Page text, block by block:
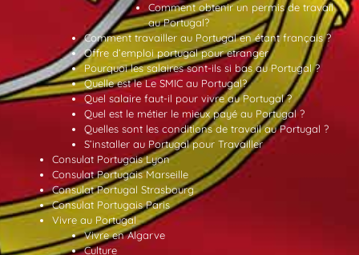
Comment obtenir un permis de travail
au Portugal?
Comment travailler au Portugal en étant français ?
Offre d’emploi portugal pour etranger
Pourquoi les salaires sont-ils si bas au Portugal ?
Quelle est le Le SMIC au Portugal?
Quel salaire faut-il pour vivre au Portugal ?
Quel est le métier le mieux payé au Portugal ?
Quelles sont les conditions de travail au Portugal ?
S’installer au Portugal pour Travailler
Consulat Portugais Lyon
Consulat Portugais Marseille
Consulat Portugal Strasbourg
Consulat Portugais Paris
Vivre au Portugal
Vivre en Algarve
Culture